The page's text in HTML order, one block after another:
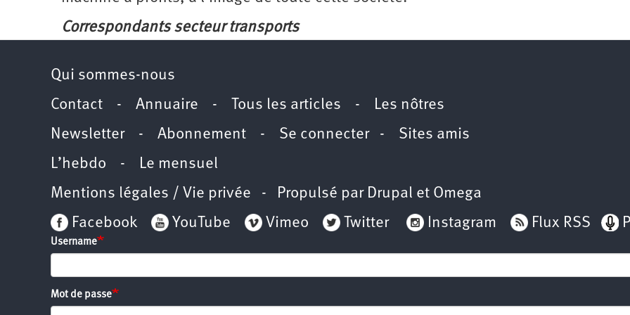
Correspondants secteur transports
Qui sommes-nous
Contact - Annuaire - Tous les articles - Les nôtres
Newsletter- Abonnement - Se connecter- Sites amis
L’hebdo - Le mensuel
Mentions légales / Vie privée - Propulsé par Drupal et Omega
Facebook
YouTube Vimeo Twitter Instagram Flux RSS
Username
Mot de passe